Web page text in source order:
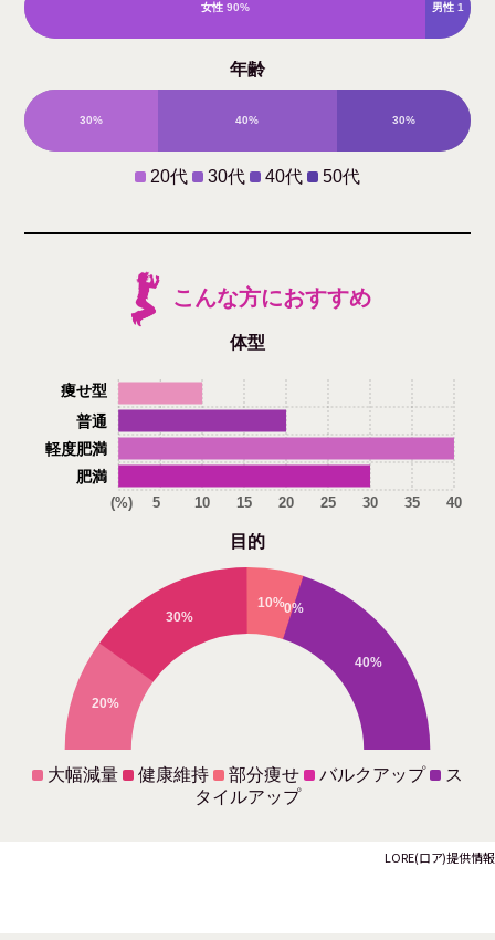
女性 90% 男性 1
年齢
30% 40% 30% 0%
20代 30代 40代 50代
こんな方におすすめ
体型
肥満
軽度肥満
普通
痩せ型
(%) 5 10 15 20 25 30 35 40
目的
20%
30%
10%0%
40%
大幅減量 健康維持 部分痩せ バルクアップ
ス
タイルアップ
LORE(ロア)提供情報